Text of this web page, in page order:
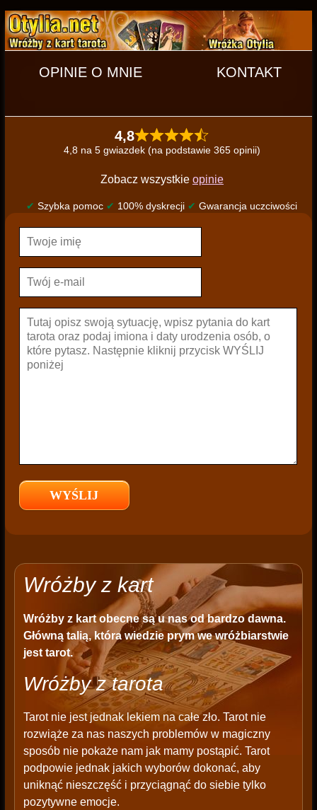
OPINIE O MNIE KONTAKT
4,8
4,8 na 5 gwiazdek (na podstawie 365 opinii)
Zobacz wszystkie opinie
✔ Szybka pomoc ✔ 100% dyskrecji ✔ Gwarancja uczciwości
Wróżby z kart
Wróżby z kartobecne są u nas od bardzo dawna.
Główną talią, która wiedzie prym we wróżbiarstwie
jest tarot.
Wróżby z tarota
Tarot nie jest jednak lekiem na całe zło. Tarot nie
rozwiąże za nas naszych problemów w magiczny
sposób nie pokaże nam jak mamy postąpić. Tarot
podpowie jednak jakich wyborów dokonać, aby
uniknąć nieszczęść i przyciągnąć do siebie tylko
pozytywne emocje.